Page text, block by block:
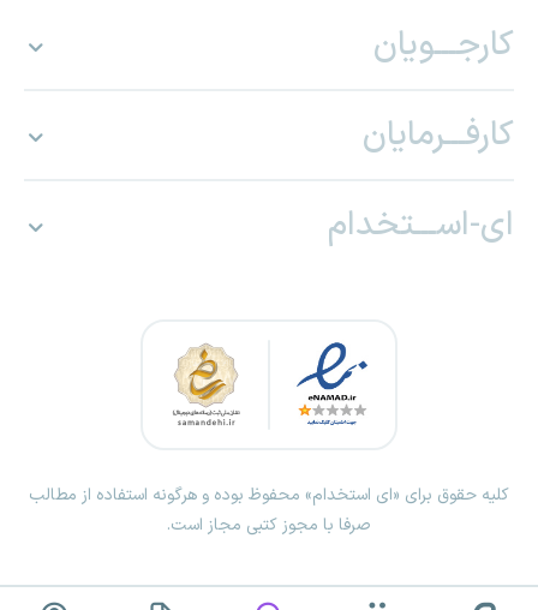
کارجـــویان
کارفـــرمایان
ای-اســـتخدام
کلیه حقوق برای «ای استخدام» محفوظ بوده و هرگونه استفاده از مطالب
صرفا با مجوز کتبی مجاز است.